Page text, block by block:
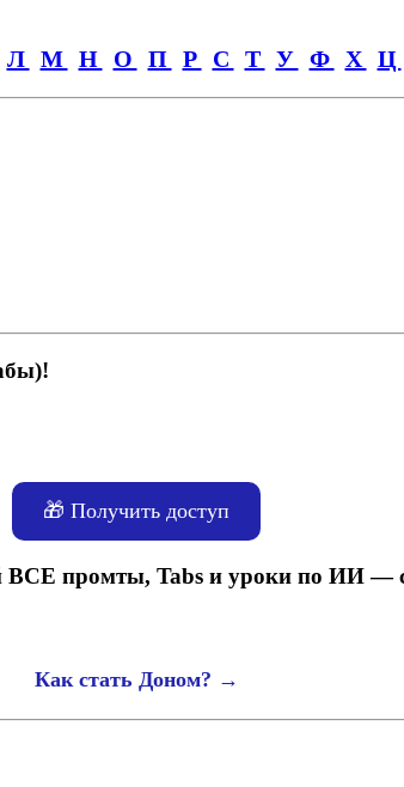
Л М Н О П Р С Т У Ф Х Ц
🎁 Получить доступ
ВСЕ промты, Tabs и уроки по ИИ —
Как стать Доном? →